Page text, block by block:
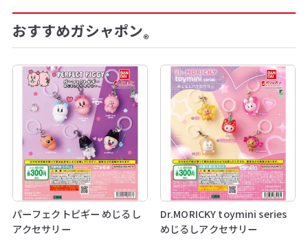
おすすめガシャポン®
パーフェクトピギー めじるし
アクセサリー
Dr.MORICKY toymini series
めじるしアクセサリー